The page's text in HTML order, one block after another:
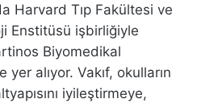
Harvard Tıp Fakültesi ve
Enstitüsü işbirliğiyle
Biyomedikal
alıyor. Vakıf, okulların
iyileştirmeye,